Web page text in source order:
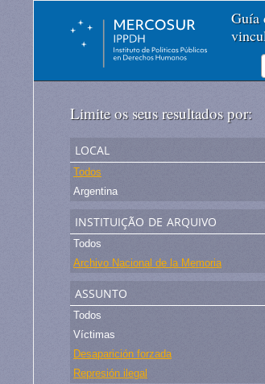
Guía
Limite os seus resultados por:
local
Todos
Argentina
instituição de arquivo
Todos
Archivo Nacional de la Memoria
assunto
Todos
Víctimas
Desaparición forzada
Represión ilegal